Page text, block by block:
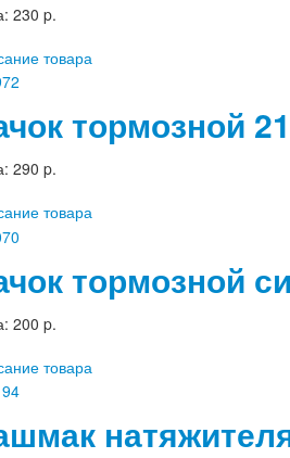
230 p.
товара
тормозной
290 p.
товара
тормозной
200 p.
товара